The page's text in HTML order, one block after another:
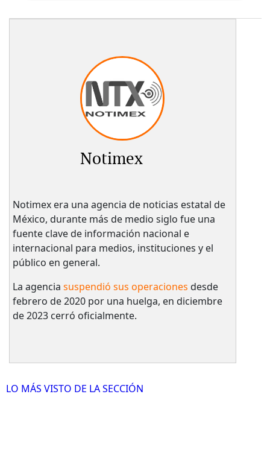
Notimex
Notimex era una agencia de noticias estatal de
México, durante más de medio siglo fue una
fuente clave de información nacional e
internacional para medios, instituciones y el
público en general.
La agencia suspendió sus operaciones desde
febrero de 2020 por una huelga, en diciembre
de 2023 cerró oficialmente.
LO MÁS VISTO DE LA SECCIÓN